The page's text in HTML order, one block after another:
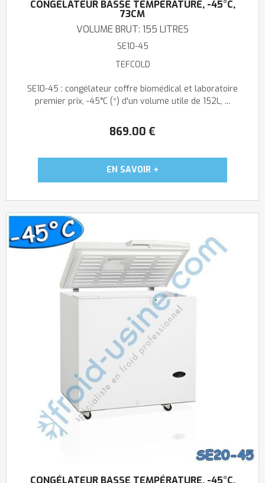
CONGÉLATEUR BASSE TEMPÉRATURE, -45°C,
73CM
VOLUME BRUT: 155 LITRES
SE10-45
TEFCOLD
869.00 €
SE10-45 : congélateur coffre biomédical et laboratoire
premier prix, -45°C (*) d'un volume utile de 152L, ...
CONGÉLATEUR BASSE TEMPÉRATURE, -45°C,